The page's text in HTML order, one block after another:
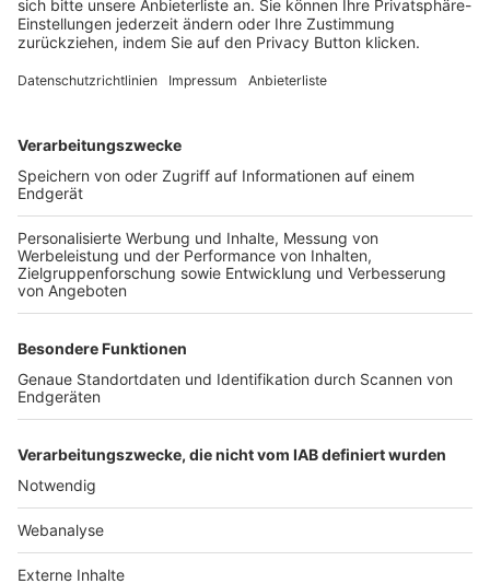
FOLGE DEM BFV
TOP-VEREINE
TOP-PARTNER
Nutzungsbedingungen Datenschutz Impressum